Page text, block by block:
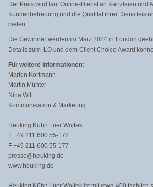
Der Preis wird laut Online-Dienst an Kanzleien und
Kundenbetreuung und die Qualität ihrer
bieten.“
Die Gewinner werden im März 2024 in London
Details zum ILO und dem Client Choice Award
Für weitere Informationen:
Marion Kortmann
Martin Münter
Nina Witt
Kommunikation & Marketing
Heuking Kühn Lüer Wojtek
T +49 211 600 55-178
F +49 211 600 55-177
presse@heuking.de
www.heuking.de